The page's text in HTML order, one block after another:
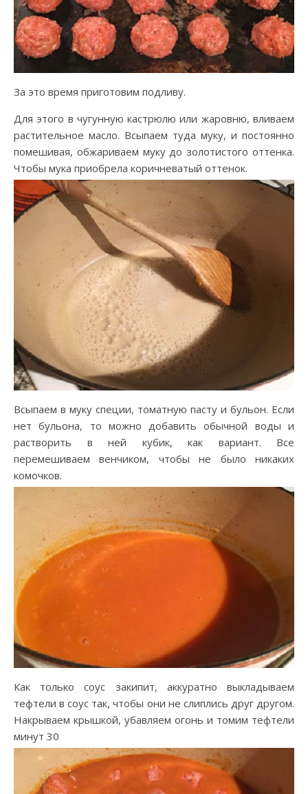
За это время приготовим подливу.
Для этого в чугунную кастрюлю или жаровню, вливаем
растительное масло. Всыпаем туда муку, и постоянно
помешивая, обжариваем муку до золотистого оттенка.
Чтобы мука приобрела коричневатый оттенок.
Всыпаем в муку специи, томатную пасту и бульон. Если
нет бульона, то можно добавить обычной воды и
растворить в ней кубик, как вариант. Все
перемешиваем венчиком, чтобы не было никаких
комочков.
Как только соус закипит, аккуратно выкладываем
тефтели в соус так, чтобы они не слиплись друг другом.
Накрываем крышкой, убавляем огонь и томим тефтели
минут 30